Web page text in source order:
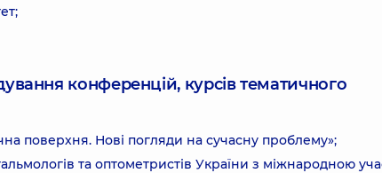
конференцій, курсів тематичного
поверхня. Нові погляди на сучасну проблему»;
та оптометристів України з міжнародною